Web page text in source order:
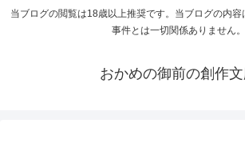
当ブログの閲覧は18歳以上推奨です。当ブログの内容
事件とは一切関係ありません。
おかめの御前の創作